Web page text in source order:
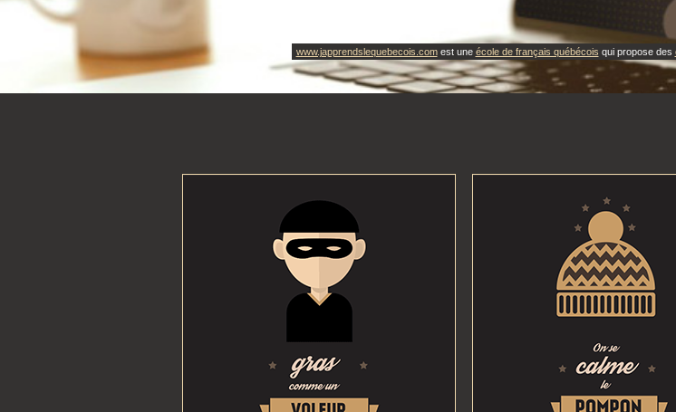
www.japprendslequebecois.comest une école de français québécois qui propose des